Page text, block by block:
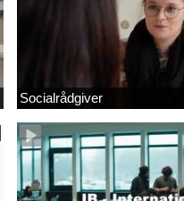
Socialrådgiver